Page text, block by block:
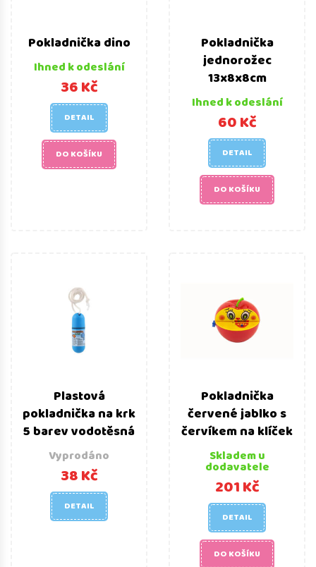
Pokladnička dino
Ihned k odeslání
36 Kč
DETAIL
DO KOŠÍKU
Pokladnička
jednorožec
13x8x8cm
Ihned k odeslání
60 Kč
DETAIL
DO KOŠÍKU
Plastová
pokladnička na krk
5 barev vodotěsná
Vyprodáno
38 Kč
DETAIL
Pokladnička
červené jablko s
červíkem na klíček
Skladem u
dodavatele
201 Kč
DETAIL
DO KOŠÍKU